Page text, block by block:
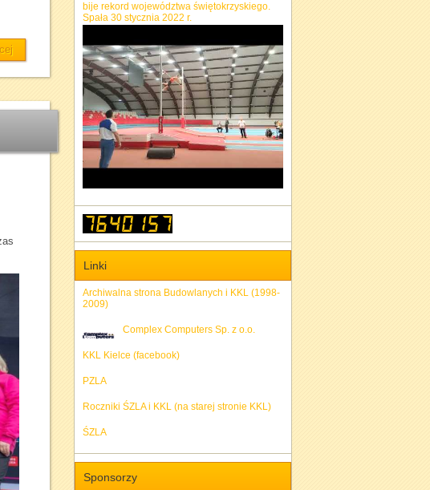
bije rekord województwa świętokrzyskiego.
Spała 30 stycznia 2022 r.
Linki
Archiwalna strona Budowlanych i KKL (1998-
2009)
Complex Computers Sp. z o.o.
KKL Kielce (facebook)
PZLA
Roczniki ŚZLA i KKL (na starej stronie KKL)
ŚZLA
Sponsorzy